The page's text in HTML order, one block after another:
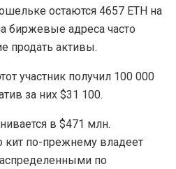
остаются 4657 ETH на
биржевые адреса часто
продать активы.
участник получил 100 000
за них $31 100.
в $471 млн.
кит по-прежнему владеет
по